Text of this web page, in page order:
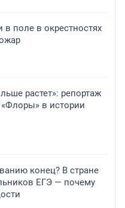
поле в окрестностях
растет»: репортаж
в истории
конец? В стране
ЕГЭ — почему